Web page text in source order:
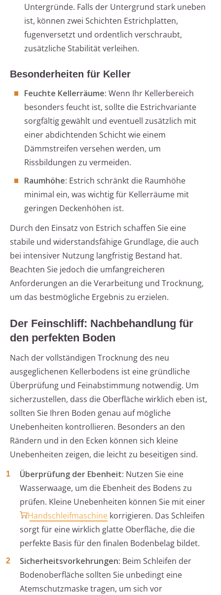
Untergründe. Falls der Untergrund stark uneben
ist, können zwei Schichten Estrichplatten,
fugenversetzt und ordentlich verschraubt,
zusätzliche Stabilität verleihen.
Besonderheiten für Keller
Feuchte Kellerräume: Wenn Ihr Kellerbereich
besonders feucht ist, sollte die Estrichvariante
sorgfältig gewählt und eventuell zusätzlich mit
einer abdichtenden Schicht wie einem
Dämmstreifen versehen werden, um
Rissbildungen zu vermeiden.
Raumhöhe: Estrich schränkt die Raumhöhe
minimal ein, was wichtig für Kellerräume mit
geringen Deckenhöhen ist.
Durch den Einsatz von Estrich schaffen Sie eine
stabile und widerstandsfähige Grundlage, die auch
bei intensiver Nutzung langfristig Bestand hat.
Beachten Sie jedoch die umfangreicheren
Anforderungen an die Verarbeitung und Trocknung,
um das bestmögliche Ergebnis zu erzielen.
Der Feinschliff: Nachbehandlung für
den perfekten Boden
Nach der vollständigen Trocknung des neu
ausgeglichenen Kellerbodens ist eine gründliche
Überprüfung und Feinabstimmung notwendig. Um
sicherzustellen, dass die Oberfläche wirklich eben ist,
sollten Sie Ihren Boden genau auf mögliche
Unebenheiten kontrollieren. Besonders an den
Rändern und in den Ecken können sich kleine
Unebenheiten zeigen, die leicht zu beseitigen sind.
Überprüfung der Ebenheit: Nutzen Sie eine
Wasserwaage, um die Ebenheit des Bodens zu
prüfen. Kleine Unebenheiten können Sie mit einer
Handschleifmaschine korrigieren. Das Schleifen
sorgt für eine wirklich glatte Oberfläche, die die
perfekte Basis für den finalen Bodenbelag bildet.
Sicherheitsvorkehrungen: Beim Schleifen der
Bodenoberfläche sollten Sie unbedingt eine
Atemschutzmaske tragen, um sich vor